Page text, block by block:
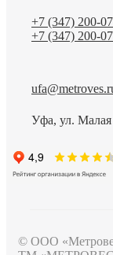
+7 (347) 200-
+7 (347) 200-
Уфа, ул. Малая
© ООО